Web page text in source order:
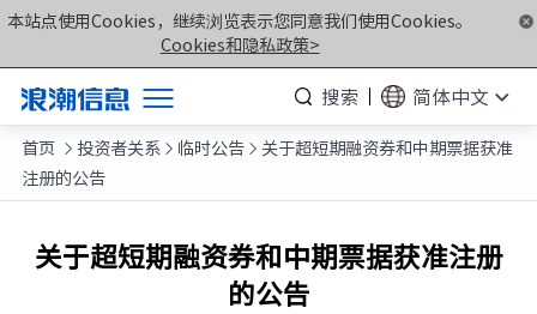
本站点使用Cookies，继续浏览表示您同意我们使用Cookies。
Cookies和隐私政策>
搜索
简体中文
产品
解决方案
服务支持
首页  投资者关系 临时公告 关于超短期融资券和中期票据获准
注册的公告
关于超短期融资券和中期票据获准注册
的公告